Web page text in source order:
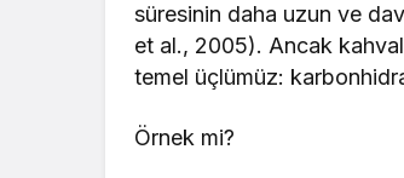
süresinin daha uzun ve
et al., 2005). Ancak
temel üçlümüz:
Örnek mi?